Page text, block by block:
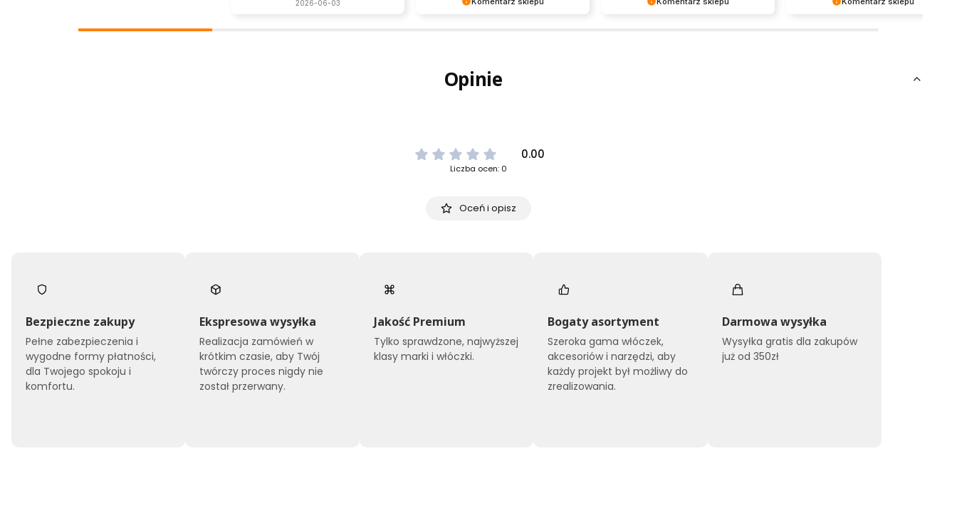
2026-06-03
nami Twoimi doświadczeniami. Do
zobaczenia!
nami Twoimi doświadczeniami. Do
Opinie
0.00
Liczba ocen: 0
Oceń i opisz
Bezpieczne zakupy
Pełne zabezpieczenia i
wygodne formy płatności,
dla Twojego spokoju i
komfortu.
Ekspresowa wysyłka
Realizacja zamówień w
krótkim czasie, aby Twój
twórczy proces nigdy nie
został przerwany.
Jakość Premium
Tylko sprawdzone, najwyższej
klasy marki i włóczki.
Bogaty asortyment
Szeroka gama włóczek,
akcesoriów i narzędzi, aby
każdy projekt był możliwy do
zrealizowania.
Darmowa wysyłka
Wysyłka gratis dla zakupów
już od 350zł